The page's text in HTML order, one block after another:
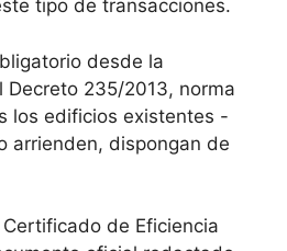
tipo de transacciones.
desde la
Decreto 235/2013, norma
los edificios existentes -
arrienden, dispongan de
de Eficiencia